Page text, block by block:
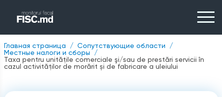
Главная страница
Сопутствующие области
Местные налоги и сборы
Taxa pentru unităţile comerciale şi/sau de prestări servicii în
cazul activităților de morărit și de fabricare a uleiului